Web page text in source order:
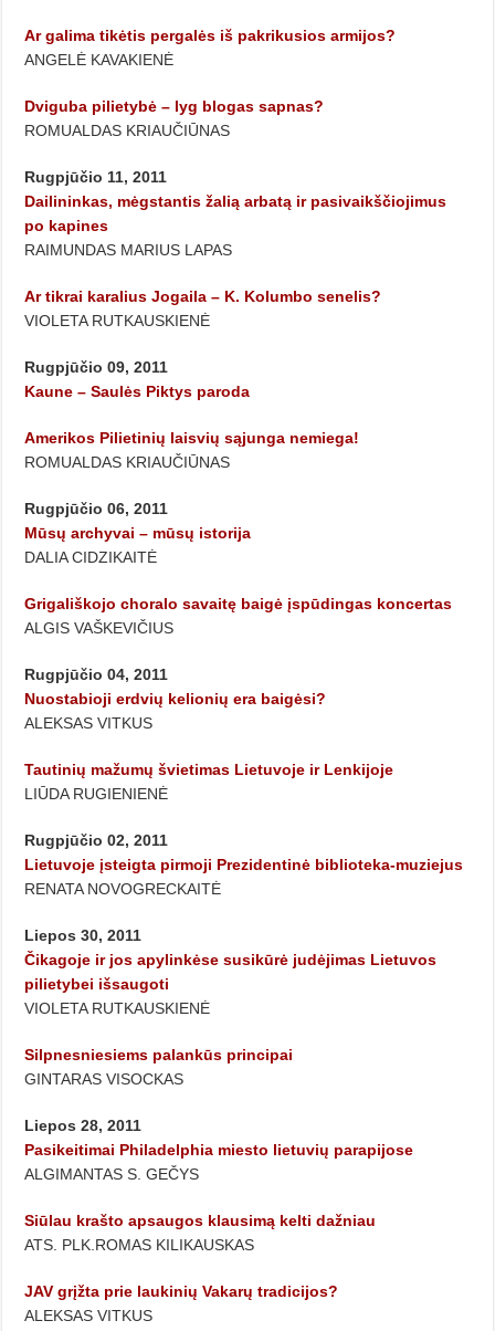
Ar galima tikėtis pergalės iš pakrikusios armijos?
ANGELĖ KAVAKIENĖ
Dviguba pilietybė – lyg blogas sapnas?
ROMUALDAS KRIAUČIŪNAS
Rugpjūčio 11, 2011
Dailininkas, mėgstantis žalią arbatą ir pasivaikščiojimus
po kapines
RAIMUNDAS MARIUS LAPAS
Ar tikrai karalius Jogaila – K. Kolumbo senelis?
VIOLETA RUTKAUSKIENĖ
Rugpjūčio 09, 2011
Kaune – Saulės Piktys paroda
Amerikos Pilietinių laisvių sąjunga nemiega!
ROMUALDAS KRIAUČIŪNAS
Rugpjūčio 06, 2011
Mūsų archyvai – mūsų istorija
DALIA CIDZIKAITĖ
Grigališkojo choralo savaitę baigė įspūdingas koncertas
ALGIS VAŠKEVIČIUS
Rugpjūčio 04, 2011
Nuostabioji erdvių kelionių era baigėsi?
ALEKSAS VITKUS
Tautinių mažumų švietimas Lietuvoje ir Lenkijoje
LIŪDA RUGIENIENĖ
Rugpjūčio 02, 2011
Lietuvoje įsteigta pirmoji Prezidentinė biblioteka-muziejus
RENATA NOVOGRECKAITĖ
Liepos 30, 2011
Čikagoje ir jos apylinkėse susikūrė judėjimas Lietuvos
pilietybei išsaugoti
VIOLETA RUTKAUSKIENĖ
Silpnesniesiems palankūs principai
GINTARAS VISOCKAS
Liepos 28, 2011
Pasikeitimai Philadelphia miesto lietuvių parapijose
ALGIMANTAS S. GEČYS
Siūlau krašto apsaugos klausimą kelti dažniau
ATS. PLK.ROMAS KILIKAUSKAS
JAV grįžta prie laukinių Vakarų tradicijos?
ALEKSAS VITKUS